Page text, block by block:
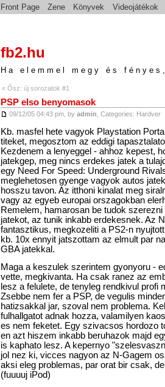
Front Page Zene Könyvek Videojátékok
fb2.hu
Ha elemmel megy és
« Ősz: új sorozatok #1
PSP elso benyomasok
09/12/05 04:43 pm, by admin , Categories: Hardver
Kb. masfel hete vagyok Playstation
titeket, megosztom az eddigi
Kezdenem a lenyeggel - ahhoz kepest,
jatekgep, meg nincs erdekes jatek a
egy Need For Speed: Underground
meglehetosen gyenge vagyok autos
hosszu tavon. Az itthoni kinalat meg
vagy az egyeb europai orszagokban
Remelem, hamarosan be tudok
jatekot, az tunik inkabb erdekesnek. Az
fantasztikus, megkozeliti a PS2-n
kb. 10x ennyit jatszottam az elmult par
GBA jatekkal.
Maga a keszulek szerintem gyonyoru -
vette, megkivanta. Ha csak ranez az
lesz a felulete, de tenyleg rendkivul profi
Zsebbe nem fer a PSP, de vegulis
hatizsakkal jar, szoval nem problema.
fulhallgatot adnak hozza, valamilyen
es nem feketet. Egy szivacsos hordozo
en azt hiszem inkabb beruhazok majd
is kaphato lesz. A kepernyo
jol nez ki, vicces nagyon az N-Gagem
aksi eleg problemas, par orat bir csak,
(fuuuuj iPod)